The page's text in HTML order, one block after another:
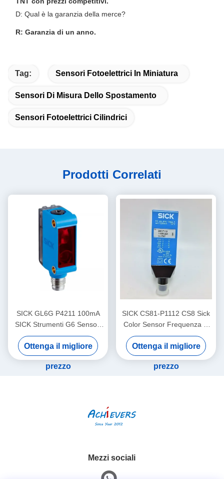
D: Qual è la garanzia della merce?
R: Garanzia di un anno.
Tag: Sensori Fotoelettrici In Miniatura
Sensori Di Misura Dello Spostamento
Sensori Fotoelettrici Cilindrici
Prodotti Correlati
SICK GL6G P4211 100mA
SICK Strumenti G6 Sensori
fotoelettrici in miniatura Luce
rossa visibile
Ottenga il migliore
prezzo
SICK CS81-P1112 CS8 Sick
Color Sensor Frequenza di
commutazione regolabile
Ottenga il migliore
prezzo
Mezzi sociali